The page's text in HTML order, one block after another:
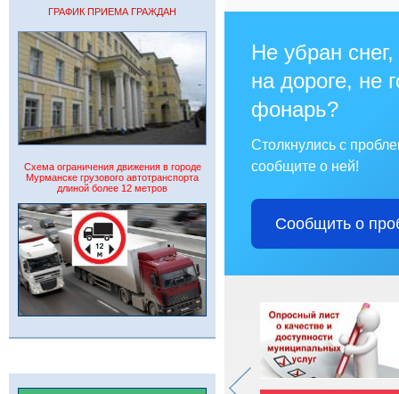
ГРАФИК ПРИЕМА ГРАЖДАН
Схема ограничения движения в городе
Мурманске грузового автотранспорта
длиной более 12 метров
Не убран
на дороге, не
фонарь?
Столкнулись с
сообщите о ней!
Сообщить о